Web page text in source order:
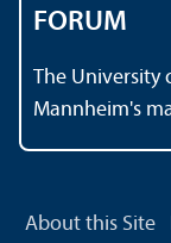
FORUM
The University
Mannheim's
About this Site